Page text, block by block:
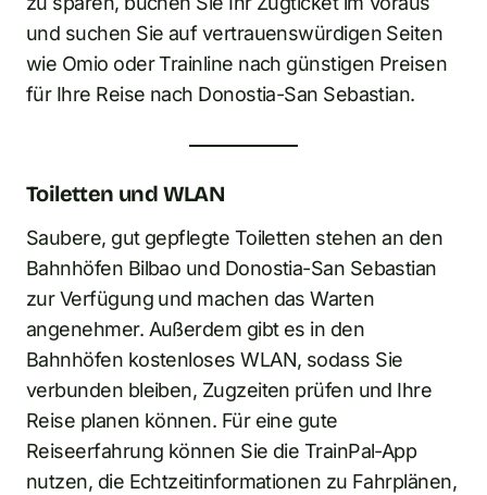
und suchen Sie auf vertrauenswürdigen Seiten
wie Omio oder Trainline nach günstigen Preisen
für Ihre Reise nach Donostia-San Sebastian.
Toiletten und WLAN
Saubere, gut gepflegte Toiletten stehen an den
Bahnhöfen Bilbao und Donostia-San Sebastian
zur Verfügung und machen das Warten
angenehmer. Außerdem gibt es in den
Bahnhöfen kostenloses WLAN, sodass Sie
verbunden bleiben, Zugzeiten prüfen und Ihre
Reise planen können. Für eine gute
Reiseerfahrung können Sie die TrainPal-App
nutzen, die Echtzeitinformationen zu Fahrplänen,